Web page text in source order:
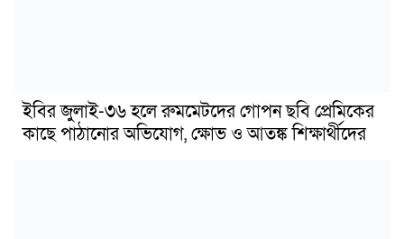
ইবির জুলাই-৩৬ হলে রুমমেটদের গোপন ছবি প্রেমিকের
কাছে পাঠানোর অভিযোগ, ক্ষোভ ও আতঙ্ক শিক্ষার্থীদের